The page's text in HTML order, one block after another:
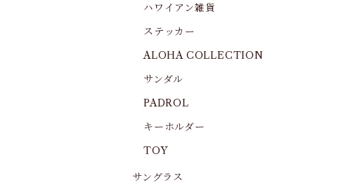
ハワイアン雑貨
ステッカー
ALOHA COLLECTION
サンダル
PADROL
キーホルダー
TOY
サングラス